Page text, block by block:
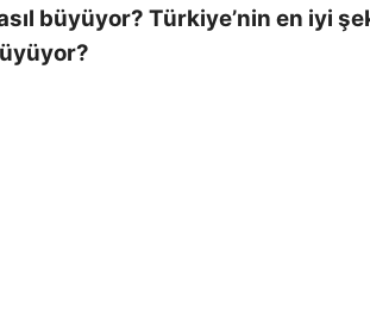
büyüyor? Türkiye’nin en iyi